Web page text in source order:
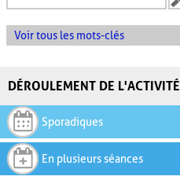
Voir tous les mots-clés
DÉROULEMENT DE L'ACTIVITÉ
Sporadiques
En plusieurs séances